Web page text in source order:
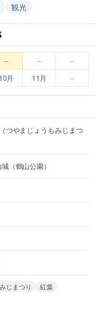
観光
– –
–
10月 11月 –
つやまじょうもみじまつ
（鶴山公園）
じまつり 紅葉